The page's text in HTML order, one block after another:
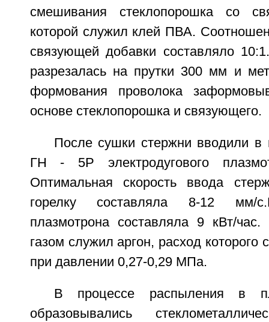
смешивания стеклопорошка со
которой служил клей ПВА.
связующей добавки составляло
разрезалась на прутки 300 мм и
формования проволока
основе стеклопорошка и связующего.
После сушки стержни вводили в
ГН - 5Р электродугового
Оптимальная скорость ввода
горелку составляла 8-12 мм/
плазмотрона составляла 9 кВт/
газом служил аргон, расход которого
при давлении 0,27-0,29 МПа.
В процессе распыления в
образовывались